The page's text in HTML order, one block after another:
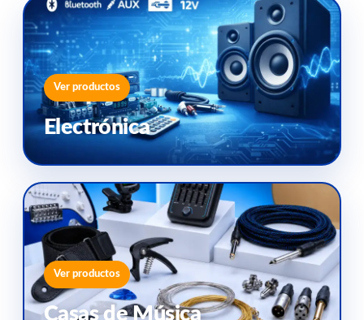
Ver productos
Electrónica
Ver productos
Casas de Música